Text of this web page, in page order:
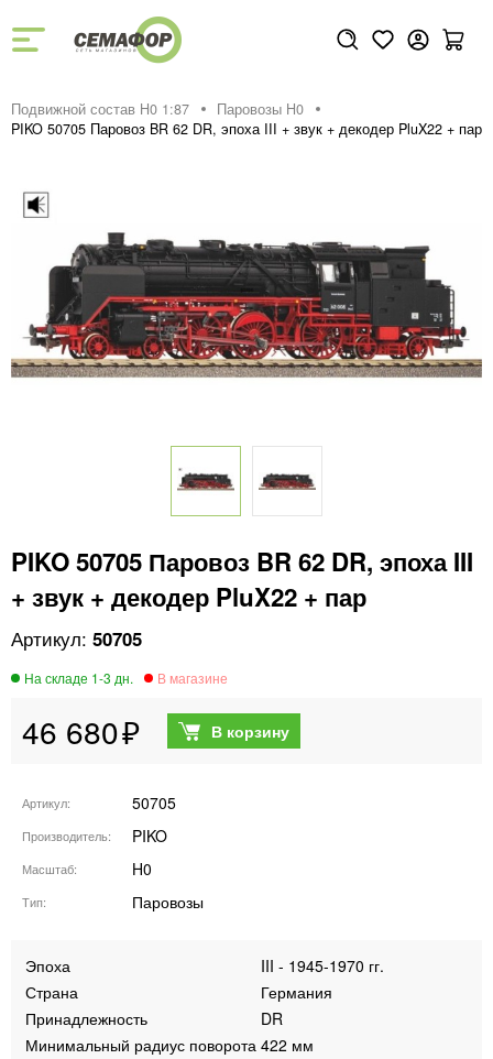
Подвижной состав H0 1:87
Паровозы H0
PIKO 50705 Паровоз BR 62 DR, эпоха III + звук + декодер PluX22 + пар
PIKO 50705 Паровоз BR 62 DR, эпоха III
+ звук + декодер PluX22 + пар
50705
46 680
Артикул 50705
Производитель PIKO
Масштаб H0
Тип Паровозы
Эпоха
III - 1945-1970 гг.
Страна
Германия
Принадлежность
DR
Минимальный радиус поворота 422 мм